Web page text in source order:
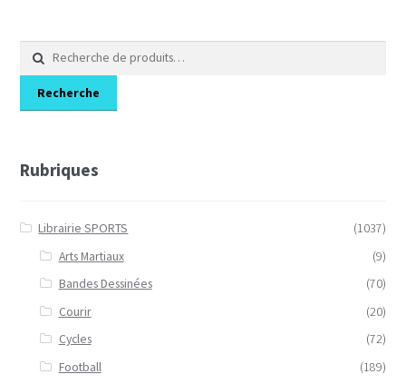
Recherche
pour :
Recherche
Rubriques
Librairie SPORTS
(1037)
Arts Martiaux
(9)
Bandes Dessinées
(70)
Courir
(20)
Cycles
(72)
Football
(189)